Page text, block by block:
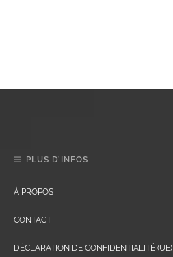
PLUS D’INFOS
À PROPOS
CONTACT
DÉCLARATION DE CONFIDENTIALITÉ (UE)